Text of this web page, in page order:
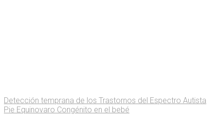
Detección temprana de los Trastornos del Espectro Autista
Pie Equinovaro Congénito en el bebé